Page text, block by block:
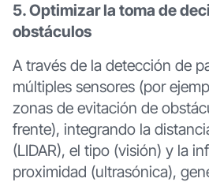
5. Optimizar la toma de
obstáculos
A través de la detección de
múltiples sensores (por
zonas de evitación de
frente), integrando la
(LIDAR), el tipo (visión) y la
proximidad (ultrasónica),